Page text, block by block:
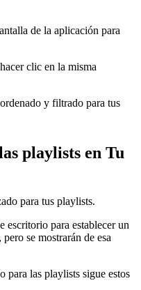
de la aplicación para
clic en la misma
y filtrado para tus
playlists en Tu
para tus playlists.
escritorio para establecer un
se mostrarán de esa
para las playlists sigue estos